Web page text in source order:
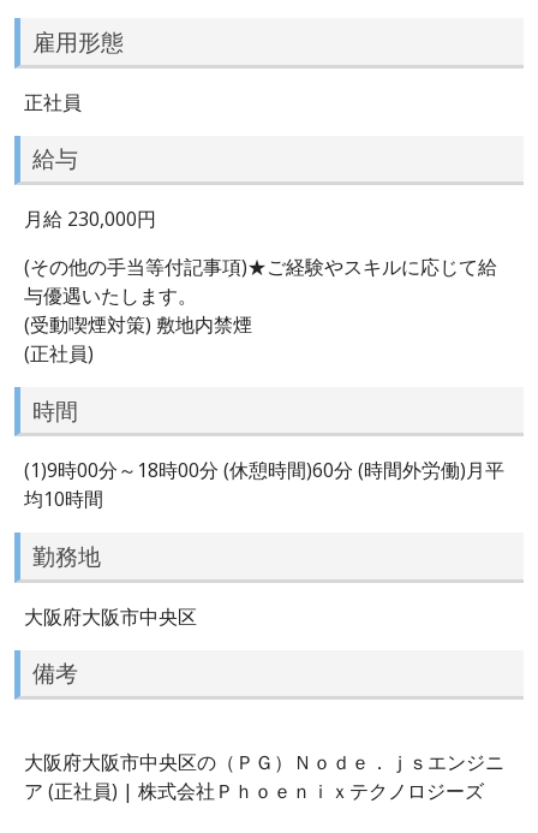
雇用形態
正社員
給与
月給 230,000円
(その他の手当等付記事項)★ご経験やスキルに応じて給
与優遇いたします。
(受動喫煙対策) 敷地内禁煙
(正社員)
時間
(1)9時00分～18時00分 (休憩時間)60分 (時間外労働)月平
均10時間
勤務地
大阪府大阪市中央区
備考
大阪府大阪市中央区の（ＰＧ）Ｎｏｄｅ．ｊｓエンジニ
ア (正社員) | 株式会社Ｐｈｏｅｎｉｘテクノロジーズ